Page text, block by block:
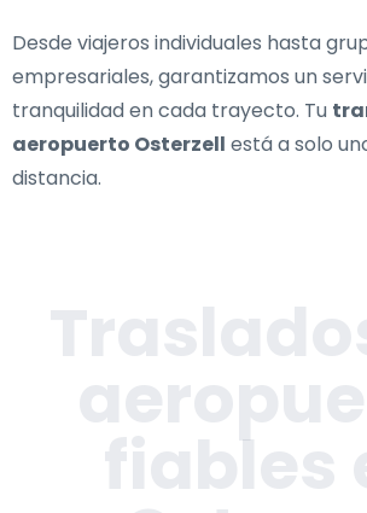
Desde viajeros individuales hasta
empresariales, garantizamos un
tranquilidad en cada trayecto. Tu
aeropuerto Osterzell está a solo
distancia.
fiables